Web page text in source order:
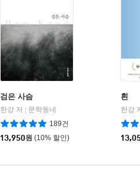
검은 사슴
한강 저
문학동네
189건
13,950원 (10% 할인)
흰
한강